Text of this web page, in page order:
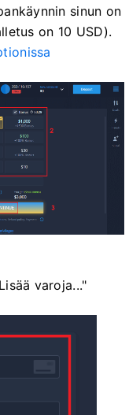
sinun on
on 10 USD).
varoja..."